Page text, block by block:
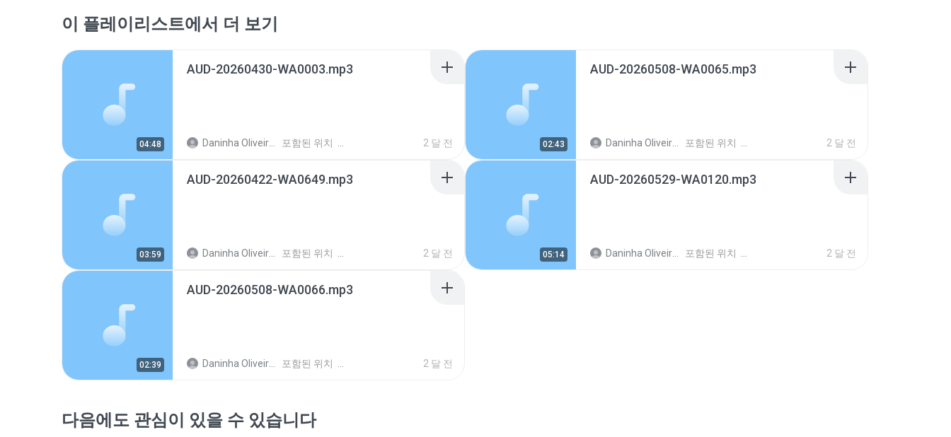
이 플레이리스트에서 더 보기
04:48
AUD-20260430-WA0003.mp3
Daninha Oliveira O. 포함된 위치 2 달 전 02:43
AUD-20260508-WA0065.mp3
Daninha Oliveira O. 포함된 위치 2 달 전
03:59
AUD-20260422-WA0649.mp3
Daninha Oliveira O. 포함된 위치 2 달 전 05:14
AUD-20260529-WA0120.mp3
Daninha Oliveira O. 포함된 위치 2 달 전
02:39
AUD-20260508-WA0066.mp3
Daninha Oliveira O. 포함된 위치 2 달 전
다음에도 관심이 있을 수 있습니다